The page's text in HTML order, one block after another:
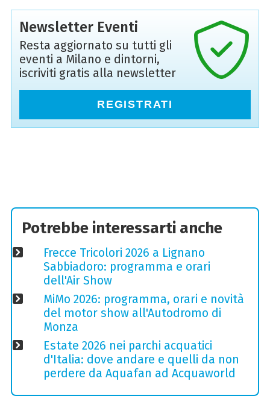
Newsletter Eventi
Resta aggiornato su tutti gli
eventi a Milano e dintorni,
iscriviti gratis alla newsletter
REGISTRATI
Potrebbe interessarti anche
Frecce Tricolori 2026 a Lignano
Sabbiadoro: programma e orari
dell'Air Show
MiMo 2026: programma, orari e novità
del motor show all'Autodromo di
Monza
Estate 2026 nei parchi acquatici
d'Italia: dove andare e quelli da non
perdere da Aquafan ad Acquaworld